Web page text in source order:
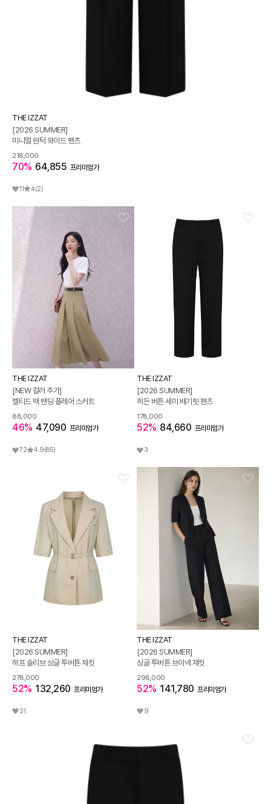
THE IZZAT
[2026 SUMMER]
미니멀 원턱 와이드 팬츠
218,000
70% 64,855 프리미엄가
11 4(2)
THE IZZAT
[NEW 컬러 추가]
벨티드 백 밴딩 플레어 스커트
88,000
46% 47,090 프리미엄가
72 4.9(85)
THE IZZAT
[2026 SUMMER]
히든 버튼 세미 배기핏 팬츠
178,000
52% 84,660 프리미엄가
3
THE IZZAT
[2026 SUMMER]
하프 슬리브 싱글 투버튼 재킷
278,000
52% 132,260 프리미엄가
21
THE IZZAT
[2026 SUMMER]
싱글 투버튼 브이넥 재킷
298,000
52% 141,780 프리미엄가
9